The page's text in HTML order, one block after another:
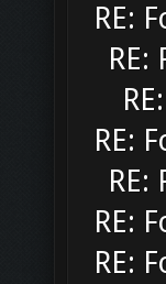
RE:
RE:
RE:
RE:
RE:
RE: